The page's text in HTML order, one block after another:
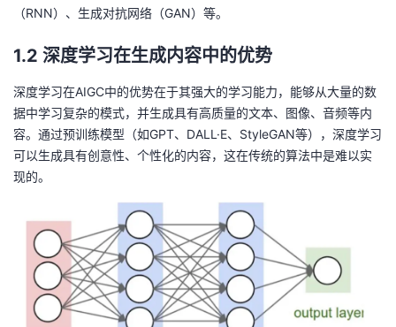
发
者
堂
我
Programs
的
支
我
的
我
（RNN）、生成对抗网络（GAN）等。
1.2 深度学习在生成内容中的优势
深度学习在AIGC中的优势在于其强大的学习能力，能够从大量的数
据中学习复杂的模式，并生成具有高质量的文本、图像、音频等内
容。通过预训练模型（如GPT、DALL·E、StyleGAN等），深度学习
可以生成具有创意性、个性化的内容，这在传统的算法中是难以实
现的。